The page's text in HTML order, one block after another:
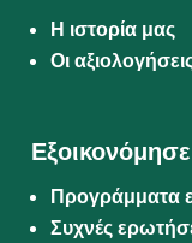
Η ιστορία μας
Οι
Προγράμματα
Συχνές